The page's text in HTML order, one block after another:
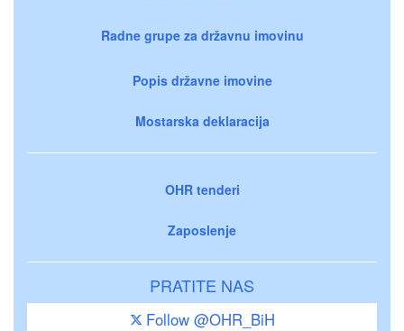
Radne grupe za državnu imovinu
Popis državne imovine
Mostarska deklaracija
OHR tenderi
Zaposlenje
PRATITE NAS
Follow @OHR_BiH